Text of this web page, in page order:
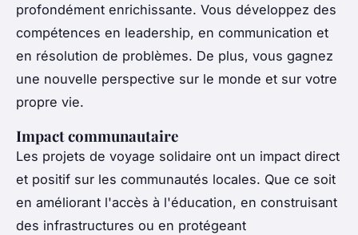
profondément enrichissante. Vous développez des
compétences en leadership, en communication et
en résolution de problèmes. De plus, vous gagnez
une nouvelle perspective sur le monde et sur votre
propre vie.
Impact communautaire
Les projets de voyage solidaire ont un impact direct
et positif sur les communautés locales. Que ce soit
en améliorant l'accès à l'éducation, en construisant
des infrastructures ou en protégeant